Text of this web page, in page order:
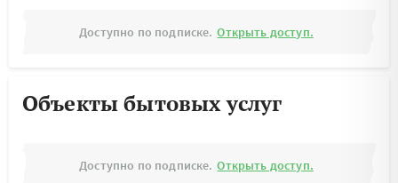
Доступно по подписке. Открыть доступ.
Объекты бытовых услуг
Доступно по подписке. Открыть доступ.